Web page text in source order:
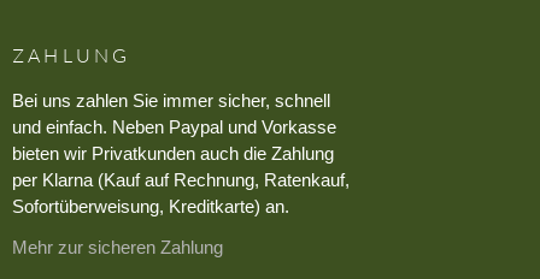
ZAHLUNG
Bei uns zahlen Sie immer sicher, schnell
und einfach. Neben Paypal und Vorkasse
bieten wir Privatkunden auch die Zahlung
per Klarna (Kauf auf Rechnung, Ratenkauf,
Sofortüberweisung, Kreditkarte) an.
Mehr zur sicheren Zahlung